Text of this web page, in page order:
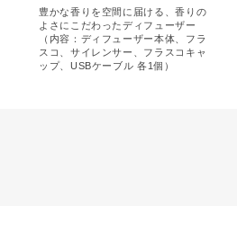
豊かな香りを空間に届ける、香りの
よさにこだわったディフューザー
（内容：ディフューザー本体、フラ
スコ、サイレンサー、フラスコキャ
ップ、USBケーブル 各1個）